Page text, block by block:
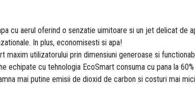
cu aerul oferind o senzatie uimitoare si un jet delicat de
In plus, economisesti si apa!
maxim utilizatorului prin dimensiuni generoase si
echipate cu tehnologia EcoSmart consuma cu pana la
mai putine emisii de dioxid de carbon si costuri mai